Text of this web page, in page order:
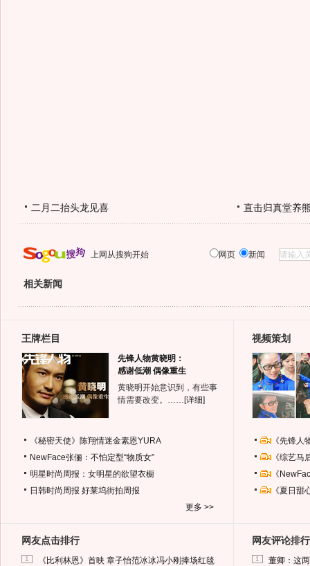
二月二抬头龙见喜 直击归真堂养
上网从搜狗开始 网页 新闻
相关新闻
王牌栏目
先锋人物黄晓明：
感谢低潮 偶像重生
黄晓明开始意识到，有些事
情需要改变。…… [详细]
《秘密天使》陈翔情迷金素恩YURA
NewFace张俪：不怕定型“物质女”
明星时尚周报：女明星的欲望衣橱
日韩时尚周报 好莱坞街拍周报
更多 >>
视频策划
《先锋
《综艺
《
《夏日
网友点击排行
1 《比利林恩》首映 章子怡范冰冰冯小刚捧场红毯
网友评论排行
1 董卿：这